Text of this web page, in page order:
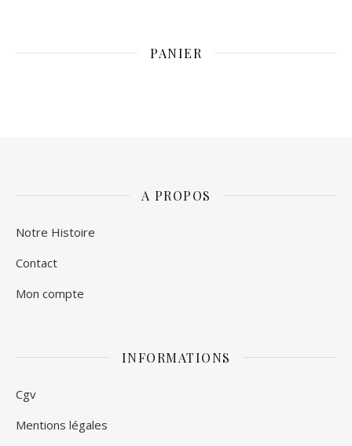
PANIER
A PROPOS
Notre Histoire
Contact
Mon compte
INFORMATIONS
Cgv
Mentions légales